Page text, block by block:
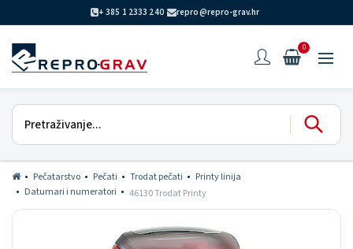
+ 385 1 2333 240 repro@repro-grav.hr
0
Pečatarstvo Pečati Trodat pečati
Printy linija
Datumari i numeratori
46130 Trodat Printy